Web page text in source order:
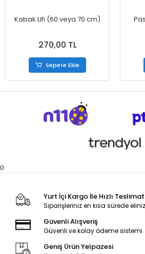
Kabak Lifi (60 veya 70 cm)
270,00 TL
Sepete Ekle
0
Yurt İçi Kargo İle Hızlı Teslimat
Siparişleriniz en kısa sürede
Güvenli Alışveriş
Güvenli ve kolay ödeme sistemi
Geniş Ürün Yelpazesi